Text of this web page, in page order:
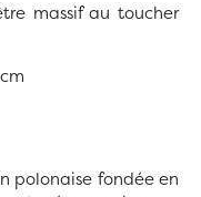
massif au toucher
polonaise fondée en